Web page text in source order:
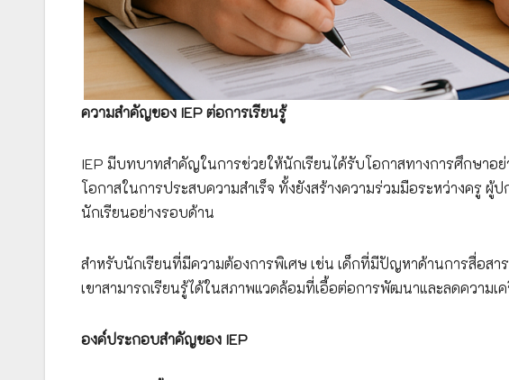
ความสำคัญของ IEP ต่อการเรียนรู้
IEP มีบทบาทสำคัญในการช่วยให้นักเรียนได้รับโอกาสทางการศึกษาอย่
โอกาสในการประสบความสำเร็จ ทั้งยังสร้างความร่วมมือระหว่างครู
นักเรียนอย่างรอบด้าน
สำหรับนักเรียนที่มีความต้องการพิเศษ เช่น เด็กที่มีปัญหาด้านการสื่อสา
เขาสามารถเรียนรู้ได้ในสภาพแวดล้อมที่เอื้อต่อการพัฒนาและลดความ
องค์ประกอบสำคัญของ IEP